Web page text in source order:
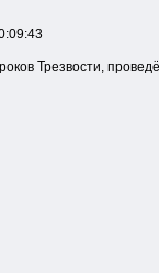
Трезвости,